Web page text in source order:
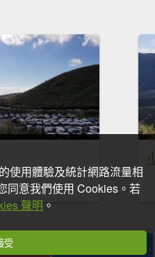
藏
使用體驗及統計網路流量相
同意我們使用 Cookies。若
聲明 。
受